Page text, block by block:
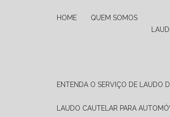
HOME QUEM SOMOS
ENTENDA O SERVIÇO DE LAUDO
LAUDO CAUTELAR PARA